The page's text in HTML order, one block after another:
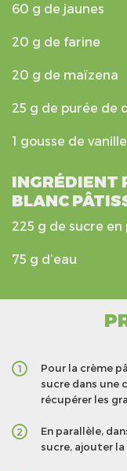
60 g de jaunes
20 g de farine
20 g de maïzena
25 g de purée de
1 gousse de vanille
INGRÉDIENT
BLANC
225 g de sucre en
75 g d’eau
1
Pour la crème
sucre dans une
récupérer les
2
En parallèle,
sucre, ajouter